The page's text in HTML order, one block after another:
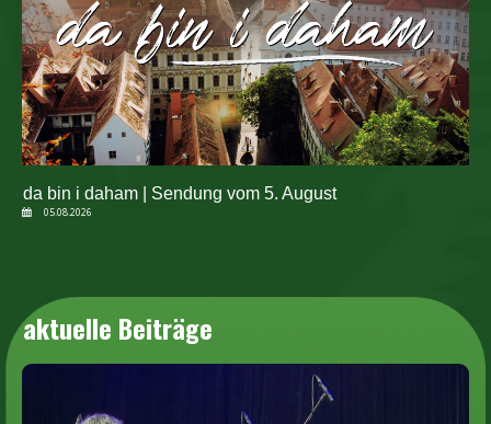
da bin i daham | Sendung vom 5. August
05.08.2026
aktuelle Beiträge